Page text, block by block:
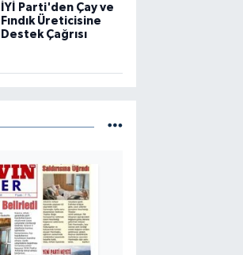
İYİ Parti'den Çay ve
Fındık Üreticisine
Destek Çağrısı